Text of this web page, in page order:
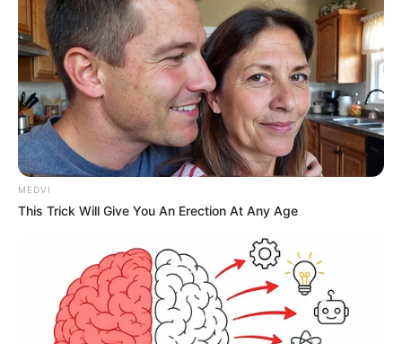
MEDVI
This Trick Will Give You An Erection At Any Age